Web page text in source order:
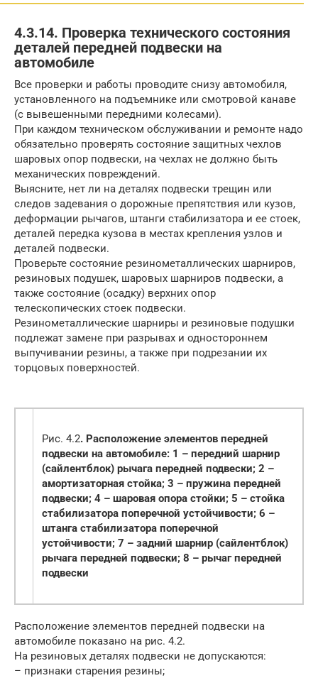
4.3.14. Проверка технического состояния
деталей передней подвески на
автомобиле
Все проверки и работы проводите снизу автомобиля,
установленного на подъемнике или смотровой канаве
(с вывешенными передними колесами).
При каждом техническом обслуживании и ремонте надо
обязательно проверять состояние защитных чехлов
шаровых опор подвески, на чехлах не должно быть
механических повреждений.
Выясните, нет ли на деталях подвески трещин или
следов задевания о дорожные препятствия или кузов,
деформации рычагов, штанги стабилизатора и ее стоек,
деталей передка кузова в местах крепления узлов и
деталей подвески.
Проверьте состояние резинометаллических шарниров,
резиновых подушек, шаровых шарниров подвески, а
также состояние (осадку) верхних опор
телескопических стоек подвески.
Резинометаллические шарниры и резиновые подушки
подлежат замене при разрывах и одностороннем
выпучивании резины, а также при подрезании их
торцовых поверхностей.
Рис. 4.2. Расположение элементов передней
подвески на автомобиле: 1 – передний шарнир
(сайлентблок) рычага передней подвески; 2 –
амортизаторная стойка; 3 – пружина передней
подвески; 4 – шаровая опора стойки; 5 – стойка
стабилизатора поперечной устойчивости; 6 –
штанга стабилизатора поперечной
устойчивости; 7 – задний шарнир (сайлентблок)
рычага передней подвески; 8 – рычаг передней
подвески
Расположение элементов передней подвески на
автомобиле показано на рис. 4.2.
На резиновых деталях подвески не допускаются:
– признаки старения резины;